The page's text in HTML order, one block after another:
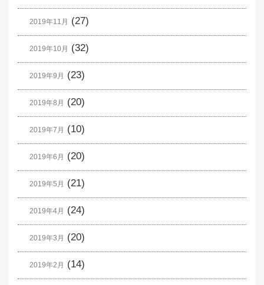
2019年11月 (27)
2019年10月 (32)
2019年9月 (23)
2019年8月 (20)
2019年7月 (10)
2019年6月 (20)
2019年5月 (21)
2019年4月 (24)
2019年3月 (20)
2019年2月 (14)